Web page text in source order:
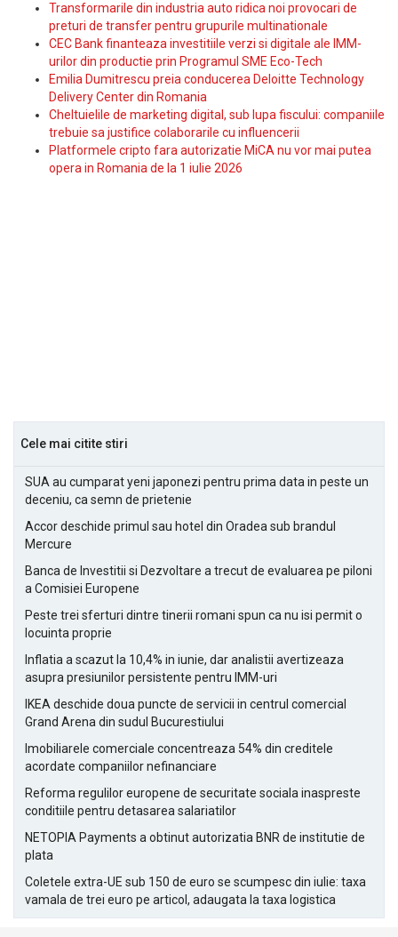
Transformarile din industria auto ridica noi provocari de
preturi de transfer pentru grupurile multinationale
CEC Bank finanteaza investitiile verzi si digitale ale IMM-
urilor din productie prin Programul SME Eco-Tech
Emilia Dumitrescu preia conducerea Deloitte Technology
Delivery Center din Romania
Cheltuielile de marketing digital, sub lupa fiscului: companiile
trebuie sa justifice colaborarile cu influencerii
Platformele cripto fara autorizatie MiCA nu vor mai putea
opera in Romania de la 1 iulie 2026
Cele mai citite stiri
SUA au cumparat yeni japonezi pentru prima data in peste un
deceniu, ca semn de prietenie
Accor deschide primul sau hotel din Oradea sub brandul
Mercure
Banca de Investitii si Dezvoltare a trecut de evaluarea pe piloni
a Comisiei Europene
Peste trei sferturi dintre tinerii romani spun ca nu isi permit o
locuinta proprie
Inflatia a scazut la 10,4% in iunie, dar analistii avertizeaza
asupra presiunilor persistente pentru IMM-uri
IKEA deschide doua puncte de servicii in centrul comercial
Grand Arena din sudul Bucurestiului
Imobiliarele comerciale concentreaza 54% din creditele
acordate companiilor nefinanciare
Reforma regulilor europene de securitate sociala inaspreste
conditiile pentru detasarea salariatilor
NETOPIA Payments a obtinut autorizatia BNR de institutie de
plata
Coletele extra-UE sub 150 de euro se scumpesc din iulie: taxa
vamala de trei euro pe articol, adaugata la taxa logistica